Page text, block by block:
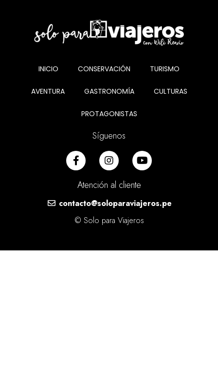
INICIO CONSERVACIÓN TURISMO
AVENTURA GASTRONOMÍA CULTURAS
PROTAGONISTAS
Síguenos
Atención al cliente
contacto@soloparaviajeros.pe
© Solo para Viajeros